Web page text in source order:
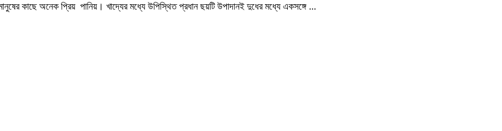
কাছে অনেক প্রিয় পানিয়। খাদ্যের মধ্যে উপিস্থিত প্রধান ছয়টি উপাদানই দুধের মধ্যে একসঙ্গে ...